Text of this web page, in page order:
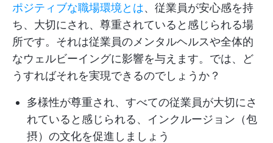
ポジティブな職場環境とは、従業員が安心感を持
ち、大切にされ、尊重されていると感じられる場
所です。それは従業員のメンタルヘルスや全体的
なウェルビーイングに影響を与えます。では、ど
うすればそれを実現できるのでしょうか？
多様性が尊重され、すべての従業員が大切にさ
れていると感じられる、インクルージョン（包
摂）の文化を促進しましょう